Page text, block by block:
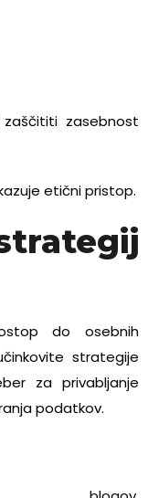
zaščititi zasebnost
etični pristop.
do osebnih
strategije
za privabljanje
podatkov.